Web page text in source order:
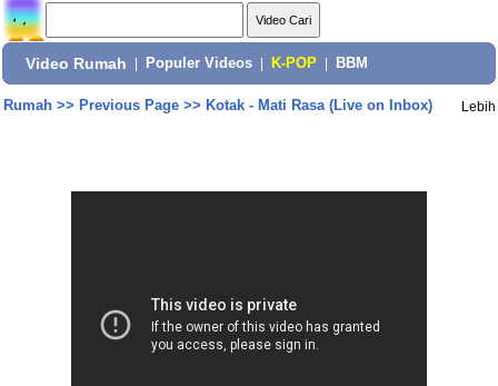
Video Rumah Populer Videos K-POP BBM
Rumah>> Previous Page>> Kotak - Mati Rasa (Live on Inbox) Lebih